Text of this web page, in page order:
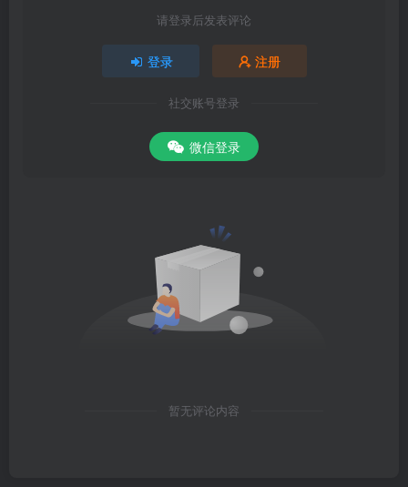
请登录后发表评论
登录 注册
社交账号登录
微信登录
暂无评论内容